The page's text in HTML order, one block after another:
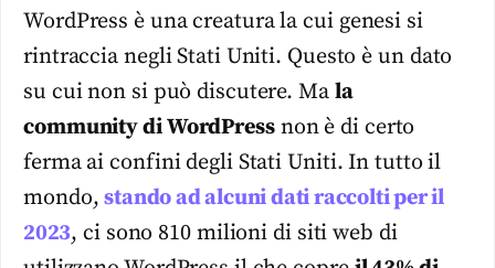
WordPress è una creatura la cui genesi si
rintraccia negli Stati Uniti. Questo è un dato
su cui non si può discutere. Ma la
community di WordPressnon è di certo
ferma ai confini degli Stati Uniti. In tutto il
mondo,stando ad alcuni dati raccolti per il
2023, ci sono 810 milioni di siti web di